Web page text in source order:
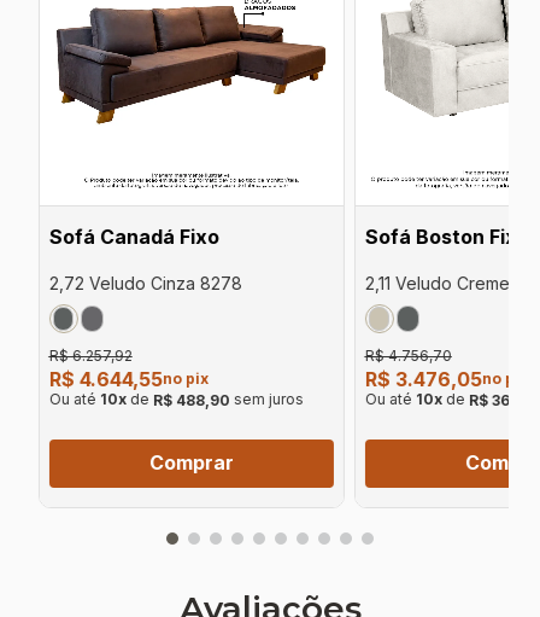
Sofá Canadá Fixo
2,72 Veludo Cinza 8278
R$ 6.257,92
R$ 4.644,55no pix
Ou até 10xde R$ 488,90 sem juros
Comprar
Sofá Boston Fixo
2,11 Veludo Creme
R$ 4.756,70
R$ 3.476,05no pix
Ou até 10xde R$
Avaliações